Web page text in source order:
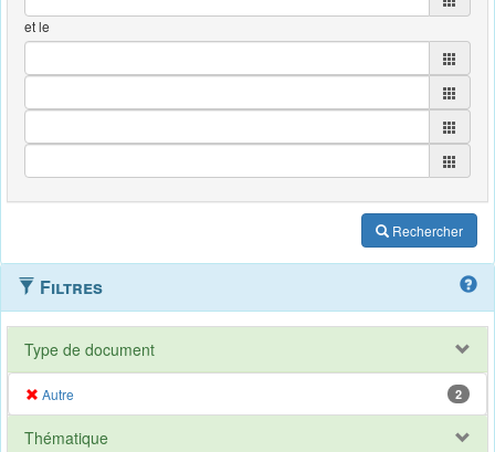
et le
Rechercher
Filtres
Type de document
Autre 2
Thématique